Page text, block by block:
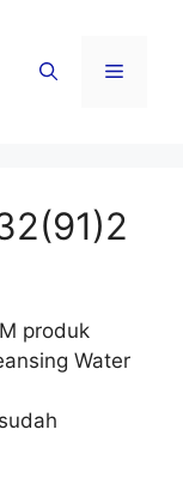
Menu
produk
Water